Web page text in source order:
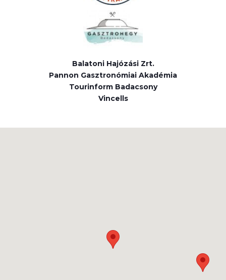
Balatoni Hajózási Zrt.
Pannon Gasztronómiai Akadémia
Tourinform Badacsony
Vincells